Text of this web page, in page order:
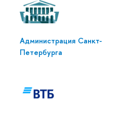
Администрация Санкт-
Петербурга